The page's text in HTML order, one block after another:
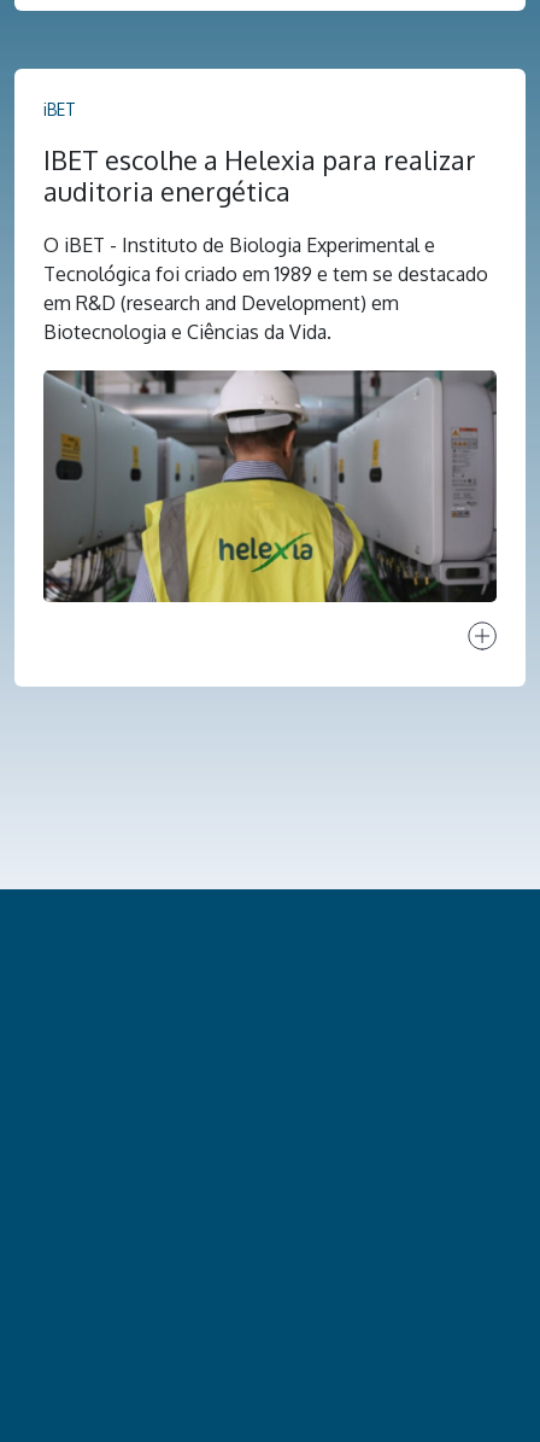
iBET
IBET escolhe a Helexia para realizar
auditoria energética
O iBET - Instituto de Biologia Experimental e
Tecnológica foi criado em 1989 e tem se destacado
em R&D (research and Development) em
Biotecnologia e Ciências da Vida.
Ver